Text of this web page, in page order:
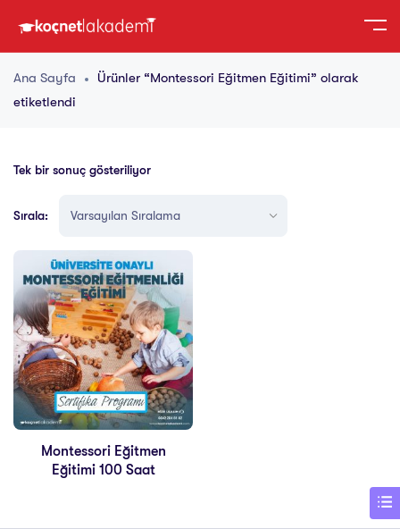
Ana Sayfa
Ürünler “Montessori Eğitmen Eğitimi” olarak
etiketlendi
Tek bir sonuç gösteriliyor
Sırala:
Montessori Eğitmen
Eğitimi 100 Saat